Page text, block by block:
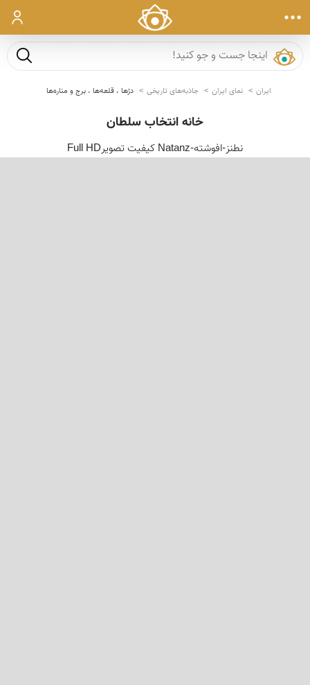
ورود
جست و
ایران نمای ایران جاذبه‌های تاریخی دژها ، قلعه‌ها ، برج و مناره‌ها
خانه انتخاب سلطان
نطنز-افوشته-Natanz کیفیت تصویرFull HD